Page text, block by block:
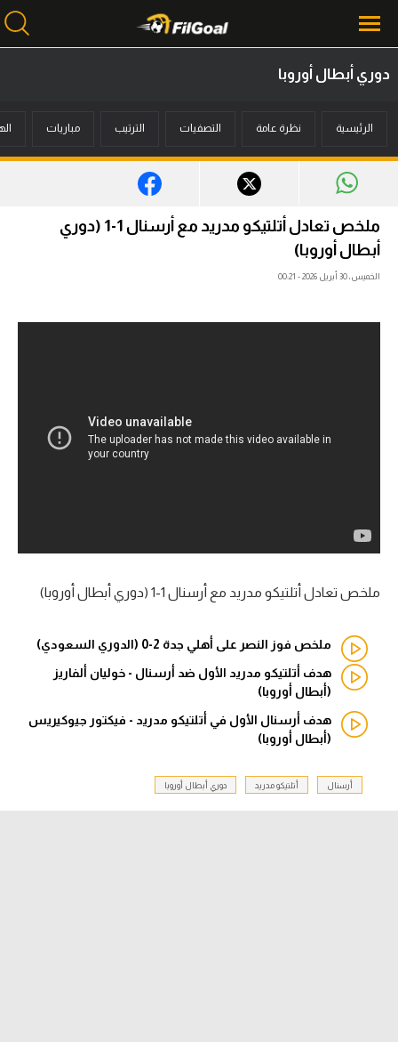
أخبار
ميركاتو
فانتازي في الجول
الدوري المصري
الدوري الإسباني
الدوري الإيطالي
الدوري الألماني
الدوري الفرنسي
دوري أبطال أوروبا
الرئيسية نظرة عامة التصفيات الترتيب مباريات
ملخص تعادل أتلتيكو مدريد مع أرسنال 1-1 (دوري
أبطال أوروبا)
الخميس، 30 أبريل 2026 - 00:21
ملخص تعادل أتلتيكو مدريد مع أرسنال 1-1 (دوري أبطال أوروبا)
ملخص فوز النصر على أهلي جدة 2-0 (الدوري السعودي)
هدف أتلتيكو مدريد الأول ضد أرسنال - خوليان ألفاريز
(أبطال أوروبا)
هدف أرسنال الأول في أتلتيكو مدريد - فيكتور جيوكيريس
(أبطال أوروبا)
أرسنال أتلتيكو مدريد دوري أبطال أوروبا